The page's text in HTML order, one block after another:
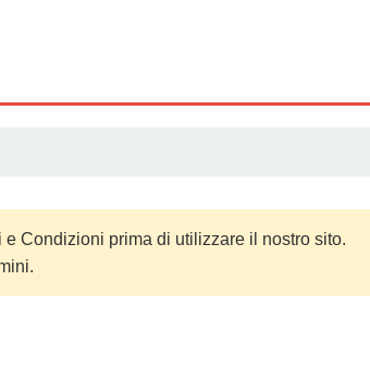
Condizioni prima di utilizzare il nostro sito.